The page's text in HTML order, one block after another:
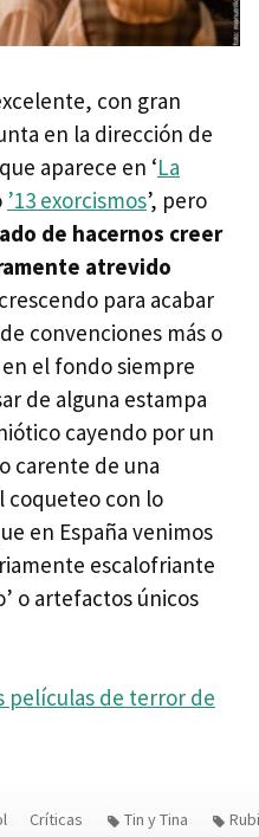
con gran
en la dirección de
aparece en ‘La
’13 exorcismos’, pero
de hacernos creer
atrevido
para acabar
convenciones más o
el fondo siempre
de alguna estampa
cayendo por un
carente de una
coqueteo con lo
en España venimos
escalofriante
o artefactos únicos
películas de terror de
Críticas Tin y Tina